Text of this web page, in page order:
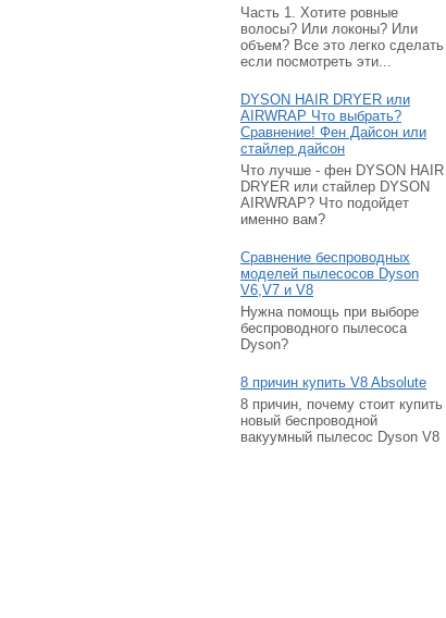
Часть 1. Хотите ровные
волосы? Или локоны? Или
объем? Все это легко сделать
если посмотреть эти...
DYSON HAIR DRYER или
AIRWRAP Что выбрать?
Сравнение! Фен Дайсон или
стайлер дайсон
Что лучше - фен DYSON HAIR
DRYER или стайлер DYSON
AIRWRAP? Что подойдет
именно вам?
Сравнение беспроводных
моделей пылесосов Dyson
V6,V7 и V8
Нужна помощь при выборе
беспроводного пылесоса
Dyson?
8 причин купить V8 Absolute
8 причин, почему стоит купить
новый беспроводной
вакуумный пылесос Dyson V8